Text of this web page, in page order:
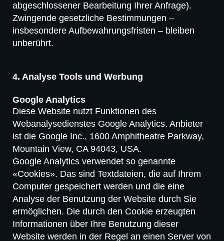
abgeschlossener Bearbeitung Ihrer Anfrage).
Zwingende gesetzliche Bestimmungen –
insbesondere Aufbewahrungsfristen – bleiben
unberührt.
4. Analyse Tools und Werbung
Google Analytics
Diese Website nutzt Funktionen des
Webanalysedienstes Google Analytics. Anbieter
ist die Google Inc., 1600 Amphitheatre Parkway,
Mountain View, CA 94043, USA.
Google Analytics verwendet so genannte
«Cookies». Das sind Textdateien, die auf Ihrem
Computer gespeichert werden und die eine
Analyse der Benutzung der Website durch Sie
ermöglichen. Die durch den Cookie erzeugten
Informationen über Ihre Benutzung dieser
Website werden in der Regel an einen Server von